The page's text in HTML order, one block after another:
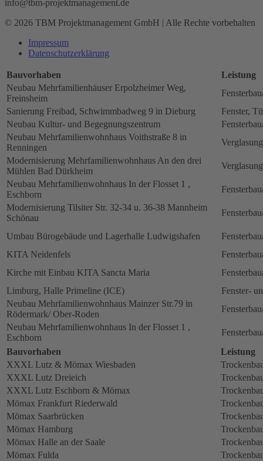
info@tbm-projektmanagement.de
© 2026 TBM Projektmanagement GmbH | Alle Rechte vorbehalten
Impressum
Datenschutz­erklärung
Bauvorhaben
Leistung
Neubau Mehrfamilienhäuser Erpolzheimer Weg,
Freinsheim
Sanierung Freibad, Schwimmbadweg 9 in Dieburg
Fenster,
Neubau Kultur- und Begegnungszentrum
Neubau Mehrfamilienwohnhaus Voithstraße 8 in
Renningen
Modernisierung Mehrfamilienwohnhaus An den drei
Mühlen Bad Dürkheim
Neubau Mehrfamilienwohnhaus In der Flosset 1 ,
Eschborn
Modernisierung Tilsiter Str. 32-34 u. 36-38 Mannheim
Schönau
Umbau Bürogebäude und Lagerhalle Ludwigshafen
KITA Neidenfels
Kirche mit Einbau KITA Sancta Maria
Limburg, Halle Primeline (ICE)
Fenster-
Neubau Mehrfamilienwohnhaus Mainzer Str.79 in
Rödermark/ Ober-Roden
Neubau Mehrfamilienwohnhaus In der Flosset 1 ,
Eschborn
Bauvorhaben
Leistung
XXXL Lutz & Mömax Wiesbaden
XXXL Lutz Dreieich
XXXL Lutz Eschborn & Mömax
Mömax Frankfurt Riederwald
Mömax Saarbrücken
Mömax Hamburg
Mömax Halle an der Saale
Mömax Fulda